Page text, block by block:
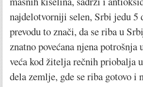
najdelotvorniji selen, Srbi jedu
prevodu to znači, da se riba u
znatno povećana njena
veća kod žitelja rečnih priobalja
dela zemlje, gde se riba gotovo i